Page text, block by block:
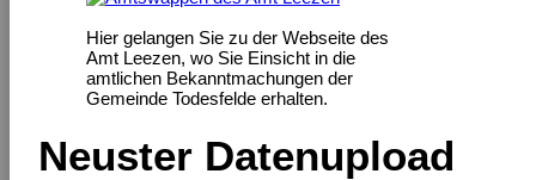
Hier gelangen Sie zu der Webseite des
Amt Leezen, wo Sie Einsicht in die
amtlichen Bekanntmachungen der
Gemeinde Todesfelde erhalten.
Neuster Datenupload